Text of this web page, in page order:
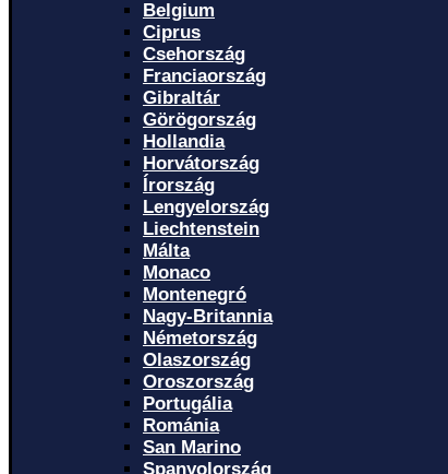
Belgium
Ciprus
Csehország
Franciaország
Gibraltár
Görögország
Hollandia
Horvátország
Írország
Lengyelország
Liechtenstein
Málta
Monaco
Montenegró
Nagy-Britannia
Németország
Olaszország
Oroszország
Portugália
Románia
San Marino
Spanyolország